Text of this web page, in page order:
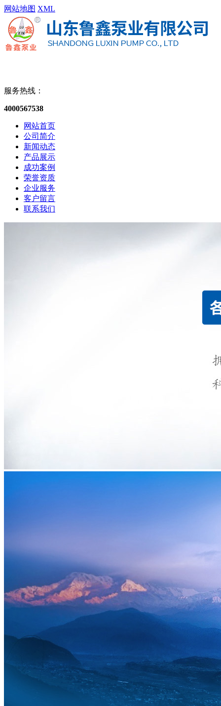
网站地图 XML
服务热线：
4000567538
网站首页
公司简介
新闻动态
产品展示
成功案例
荣誉资质
企业服务
客户留言
联系我们